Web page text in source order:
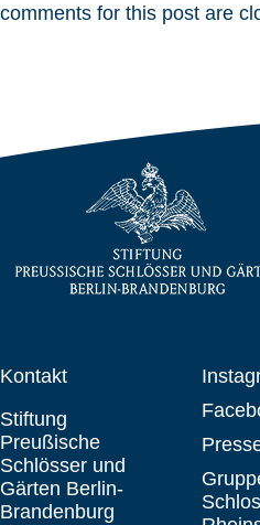
comments for this post are
Kontakt
Stiftung
Preußische
Schlösser und
Gärten Berlin-
Brandenburg